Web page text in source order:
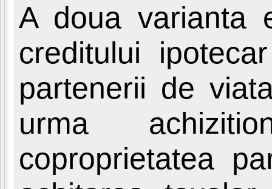
A doua varianta
creditului
partenerii de
urma
coproprietatea